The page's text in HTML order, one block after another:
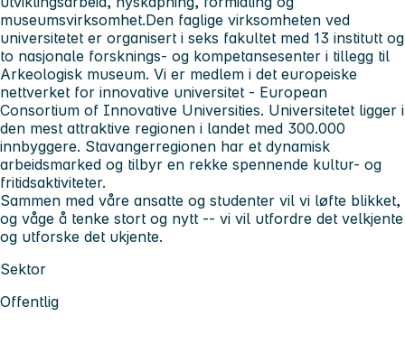
museumsvirksomhet.Den faglige virksomheten ved
universitetet er organisert i seks fakultet med 13 institutt og
to nasjonale forsknings- og kompetansesenter i tillegg til
Arkeologisk museum. Vi er medlem i det europeiske
nettverket for innovative universitet - European
Consortium of Innovative Universities. Universitetet ligger i
den mest attraktive regionen i landet med 300.000
innbyggere. Stavangerregionen har et dynamisk
arbeidsmarked og tilbyr en rekke spennende kultur- og
fritidsaktiviteter.
Sammen med våre ansatte og studenter vil vi løfte blikket,
og våge å tenke stort og nytt -- vi vil utfordre det velkjente
og utforske det ukjente.
Sektor
Offentlig